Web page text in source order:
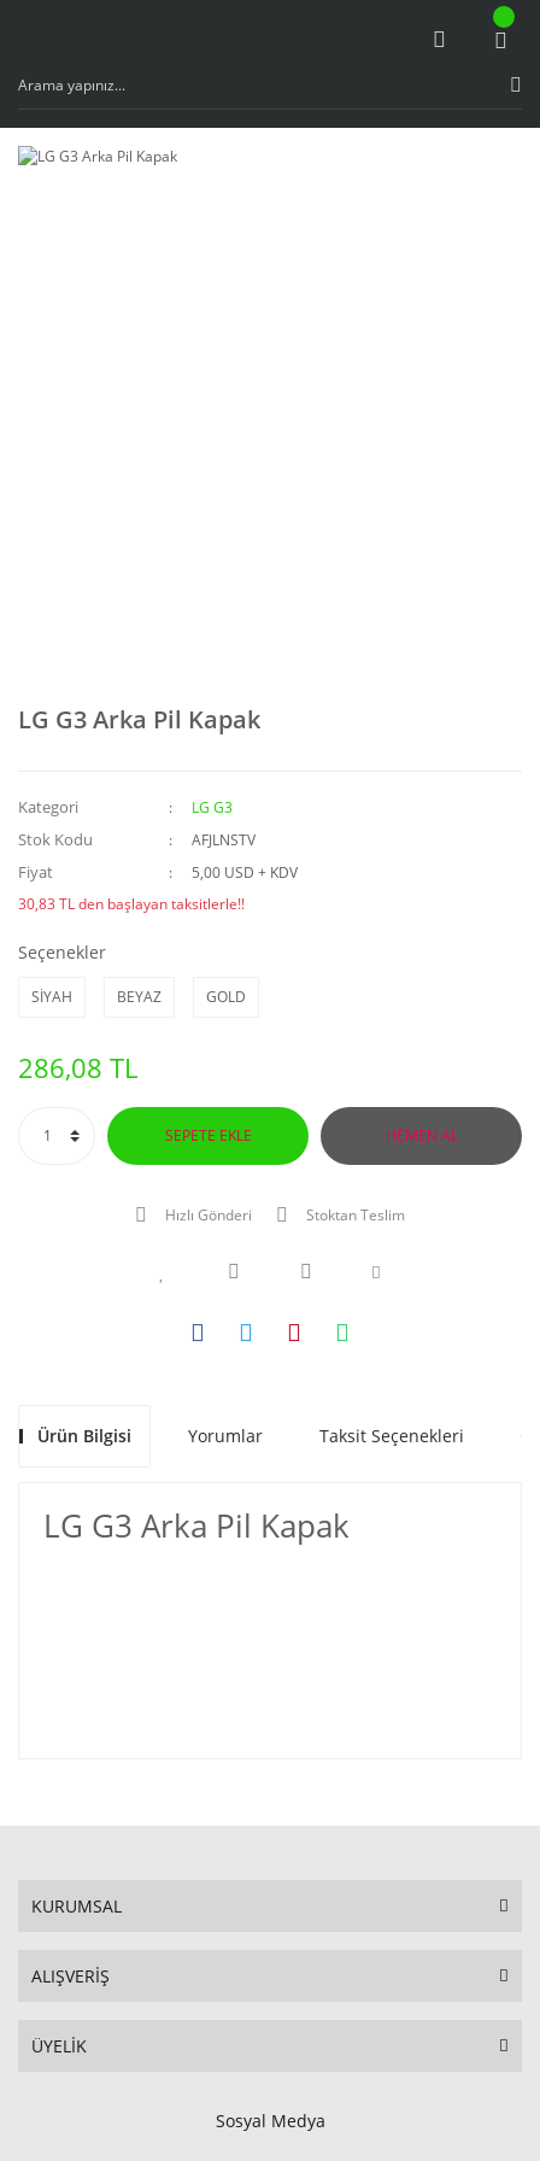
LG G3 Arka Pil Kapak
Kategori LG G3
Stok Kodu AFJLNSTV
Fiyat
5,00 USD + KDV
30,83 TL den başlayan taksitlerle!!
Seçenekler
SİYAH BEYAZ GOLD
286,08 TL
SEPETE EKLE HEMEN AL
Hızlı Gönderi Stoktan Teslim
Ürün Bilgisi Yorumlar Taksit Seçenekleri
LG G3 Arka Pil Kapak
KURUMSAL
ALIŞVERİŞ
ÜYELİK
Sosyal Medya